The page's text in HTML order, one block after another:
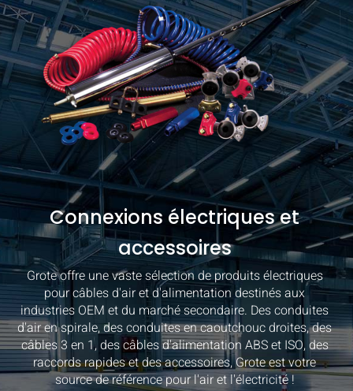
Connexions électriques et
accessoires
Grote offre une vaste sélection de produits électriques
pour câbles d'air et d'alimentation destinés aux
industries OEM et du marché secondaire. Des conduites
d'air en spirale, des conduites en caoutchouc droites, des
câbles 3 en 1, des câbles d'alimentation ABS et ISO, des
raccords rapides et des accessoires, Grote est votre
source de référence pour l'air et l'électricité !